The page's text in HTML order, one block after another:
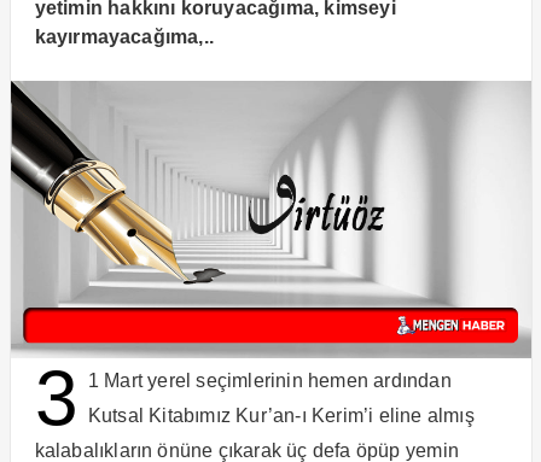
yetimin hakkını koruyacağıma, kimseyi
kayırmayacağıma,..
3
1 Mart yerel seçimlerinin hemen ardından
Kutsal Kitabımız Kur’an-ı Kerim’i eline almış
kalabalıkların önüne çıkarak üç defa öpüp yemin